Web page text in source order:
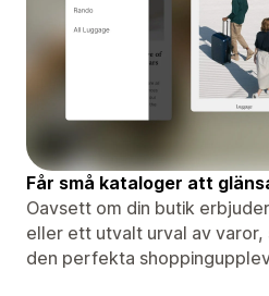
Får små kataloger att
Oavsett om din butik
eller ett utvalt urval av
den perfekta